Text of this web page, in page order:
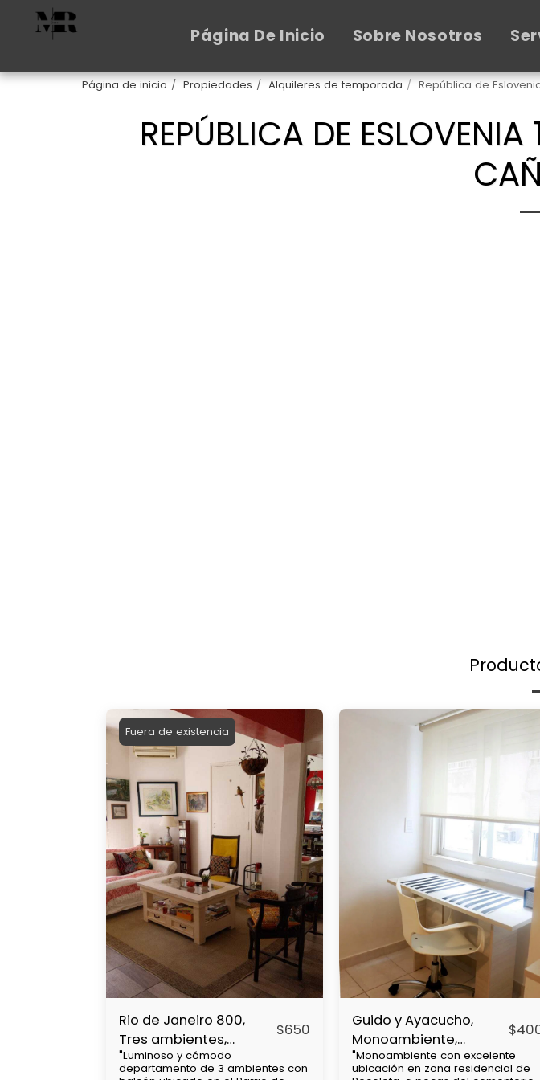
Página De Inicio Sobre Nosotros
Página de inicio Propiedades Alquileres de temporada República de
REPÚBLICA DE
Fuera de existencia
Rio de Janeiro 800,
Tres ambientes,
Caballito
$650
"Luminoso y cómodo
departamento de 3 ambientes con
Guido y Ayacucho,
Monoambiente,
Recoleta
$
"Monoambiente con excelente
ubicación en zona residencial de